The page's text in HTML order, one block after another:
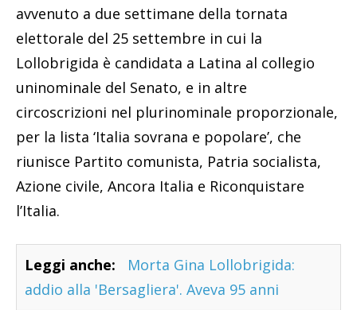
avvenuto a due settimane della tornata
elettorale del 25 settembre in cui la
Lollobrigida è candidata a Latina al collegio
uninominale del Senato, e in altre
circoscrizioni nel plurinominale proporzionale,
per la lista ‘Italia sovrana e popolare’, che
riunisce Partito comunista, Patria socialista,
Azione civile, Ancora Italia e Riconquistare
l’Italia.
Leggi anche:
Morta Gina Lollobrigida:
addio alla 'Bersagliera'. Aveva 95 anni